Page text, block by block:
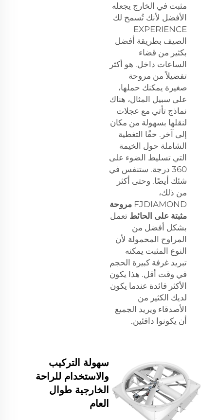
مثبت في الخارج يجعله
الأفضل لأنك تُسمح لك
EXPERIENCE
الصيف بطريقة أفضل
بكثير من قضاء
الساعات داخل. هو أكثر
تفضيلاً من مروحة
صغيرة يمكنك حملها،
على سبيل المثال، هناك
نماذج تأتي مع عجلات
لنقلها بسهولة من مكان
إلى آخر. حقًا التغطية
الشاملة حول الخيمة
التي تسليط الضوء على
360 درجة. ستنفس في
شئك أيضًا. وحتى أكثر
من ذلك،
FJDIAMOND مروحة
مثبتة على الحائط تعمل
بشكل أفضل من
المراوح المحمولة لأن
النوع المثبت يمكنه
تبريد غرفة كبيرة الحجم
في وقت أقل. هذا يكون
الأكثر فائدة عندما يكون
لديك الكثير من
الأصدقاء ويريد الجميع
أن يكونوا دافئين.
سهولة التركيب
والاستخدام للراحة
الخارجية طوال
العام